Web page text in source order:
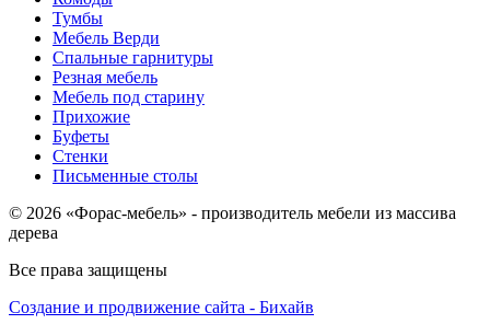
Тумбы
Мебель Верди
Спальные гарнитуры
Резная мебель
Мебель под старину
Прихожие
Буфеты
Стенки
Письменные столы
© 2026 «Форас-мебель» - производитель мебели из массива
дерева
Все права защищены
Создание и продвижение сайта - Бихайв